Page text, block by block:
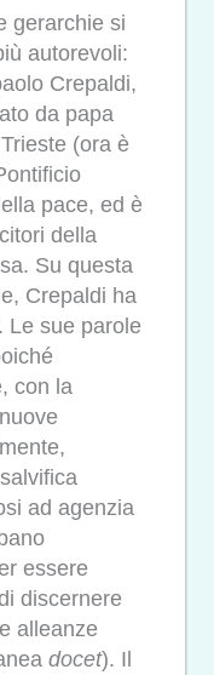
gerarchie si
autorevoli:
Crepaldi,
da papa
(ora è
pace, ed è
della
Su questa
Crepaldi ha
Le sue parole
con la
ad agenzia
essere
discernere
alleanze
docet). Il